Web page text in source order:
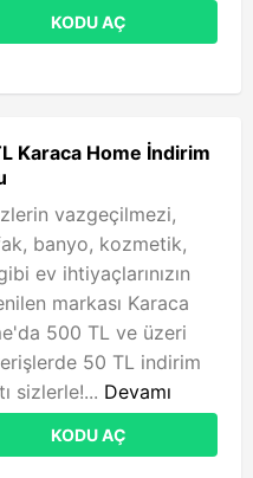
KODU AÇ
Karaca Home İndirim
vazgeçilmezi,
banyo, kozmetik,
ev ihtiyaçlarınızın
markası Karaca
500 TL ve üzeri
50 TL indirim
sizlerle!... Devamı
KODU AÇ